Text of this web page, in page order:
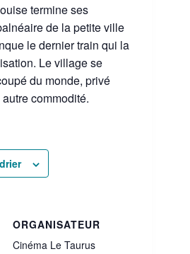
termine ses
de la petite ville
le dernier train qui la
Le village se
du monde, privé
commodité.
ORGANISATEUR
Cinéma Le Taurus